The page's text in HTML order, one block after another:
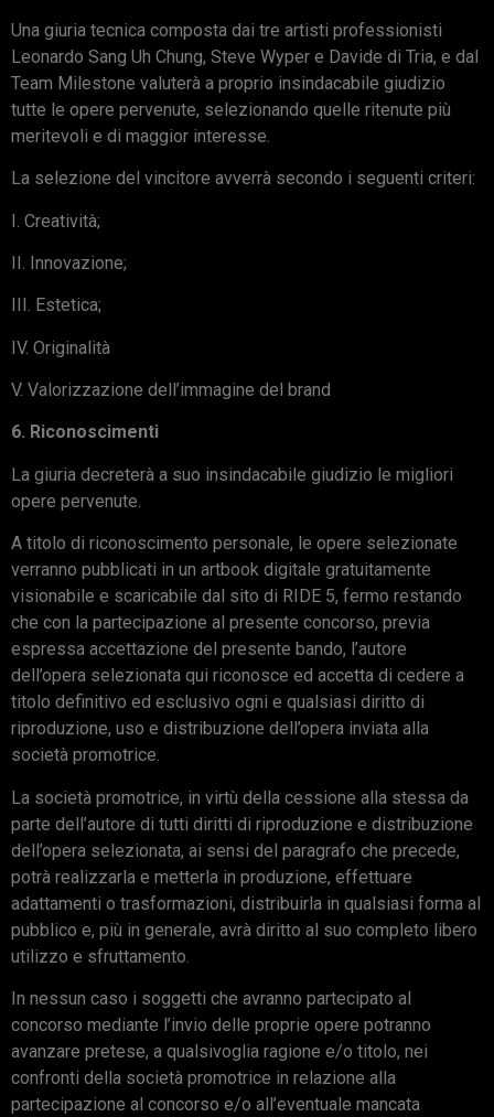
Una giuria tecnica composta dai tre artisti professionisti
Leonardo Sang Uh Chung, Steve Wyper e Davide di Tria, e dal
Team Milestone valuterà a proprio insindacabile giudizio
tutte le opere pervenute, selezionando quelle ritenute più
meritevoli e di maggior interesse.
La selezione del vincitore avverrà secondo i seguenti criteri:
I. Creatività;
II. Innovazione;
III. Estetica;
IV. Originalità
V. Valorizzazione dell’immagine del brand
6. Riconoscimenti
La giuria decreterà a suo insindacabile giudizio le migliori
opere pervenute.
A titolo di riconoscimento personale, le opere selezionate
verranno pubblicati in un artbook digitale gratuitamente
visionabile e scaricabile dal sito di RIDE 5, fermo restando
che con la partecipazione al presente concorso, previa
espressa accettazione del presente bando, l’autore
dell’opera selezionata qui riconosce ed accetta di cedere a
titolo definitivo ed esclusivo ogni e qualsiasi diritto di
riproduzione, uso e distribuzione dell’opera inviata alla
società promotrice.
La società promotrice, in virtù della cessione alla stessa da
parte dell’autore di tutti diritti di riproduzione e distribuzione
dell’opera selezionata, ai sensi del paragrafo che precede,
potrà realizzarla e metterla in produzione, effettuare
adattamenti o trasformazioni, distribuirla in qualsiasi forma al
pubblico e, più in generale, avrà diritto al suo completo libero
utilizzo e sfruttamento.
In nessun caso i soggetti che avranno partecipato al
concorso mediante l’invio delle proprie opere potranno
avanzare pretese, a qualsivoglia ragione e/o titolo, nei
confronti della società promotrice in relazione alla
partecipazione al concorso e/o all’eventuale mancata